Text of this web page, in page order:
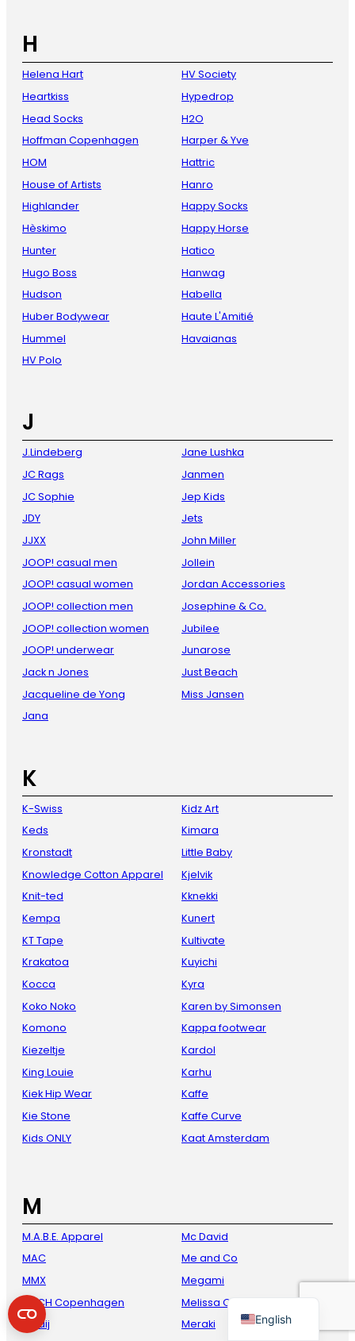
H
Helena Hart
Heartkiss
Head Socks
Hoffman Copenhagen
HOM
House of Artists
Highlander
Hèskimo
Hunter
Hugo Boss
Hudson
Huber Bodywear
Hummel
HV Polo
HV Society
Hypedrop
H2O
Harper & Yve
Hattric
Hanro
Happy Socks
Happy Horse
Hatico
Hanwag
Habella
Haute L'Amitié
Havaianas
J
J.Lindeberg
JC Rags
JC Sophie
JDY
JJXX
JOOP! casual men
JOOP! casual women
JOOP! collection men
JOOP! collection women
JOOP! underwear
Jack n Jones
Jacqueline de Yong
Jana
Jane Lushka
Janmen
Jep Kids
Jets
John Miller
Jollein
Jordan Accessories
Josephine & Co.
Jubilee
Junarose
Just Beach
Miss Jansen
K
K-Swiss
Keds
Kronstadt
Knowledge Cotton Apparel
Knit-ted
Kempa
KT Tape
Krakatoa
Kocca
Koko Noko
Komono
Kiezeltje
King Louie
Kiek Hip Wear
Kie Stone
Kids ONLY
Kidz Art
Kimara
Little Baby
Kjelvik
Kknekki
Kunert
Kultivate
Kuyichi
Kyra
Karen by Simonsen
Kappa footwear
Kardol
Karhu
Kaffe
Kaffe Curve
Kaat Amsterdam
M
M.A.B.E. Apparel
MAC
MMX
MSCH Copenhagen
Maaij
Mc David
Me and Co
Megami
Melissa Oosterwolde
Meraki
English